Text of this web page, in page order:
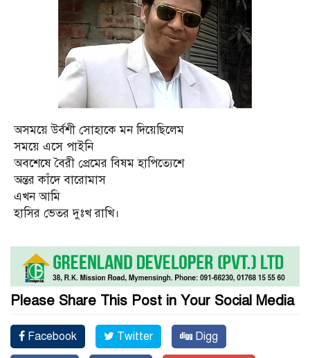
অসময়ে উর্বশী সোহাকে মন দিয়েছিলেম
সময়ে এসে পাইনি
অবশেষে বৈরী প্রেমের বিষম হাপিত্যেশে
অন্তর কাঁদে বারোমাস
এখন আমি
হাসির ভেতর দুঃখ রাখি।
Please Share This Post in Your Social Media
Facebook Twitter Digg